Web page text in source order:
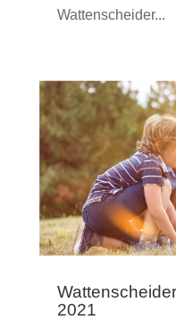
Wattenscheider...
2021